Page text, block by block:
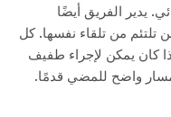
يدير الفريق أيضًا
تلتئم من تلقاء نفسها. كل
كان يمكن لإجراء طفيف
مسار واضح للمضي قدمًا.